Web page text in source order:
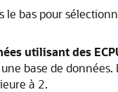
le bas pour
utilisant des
base de
à 2.